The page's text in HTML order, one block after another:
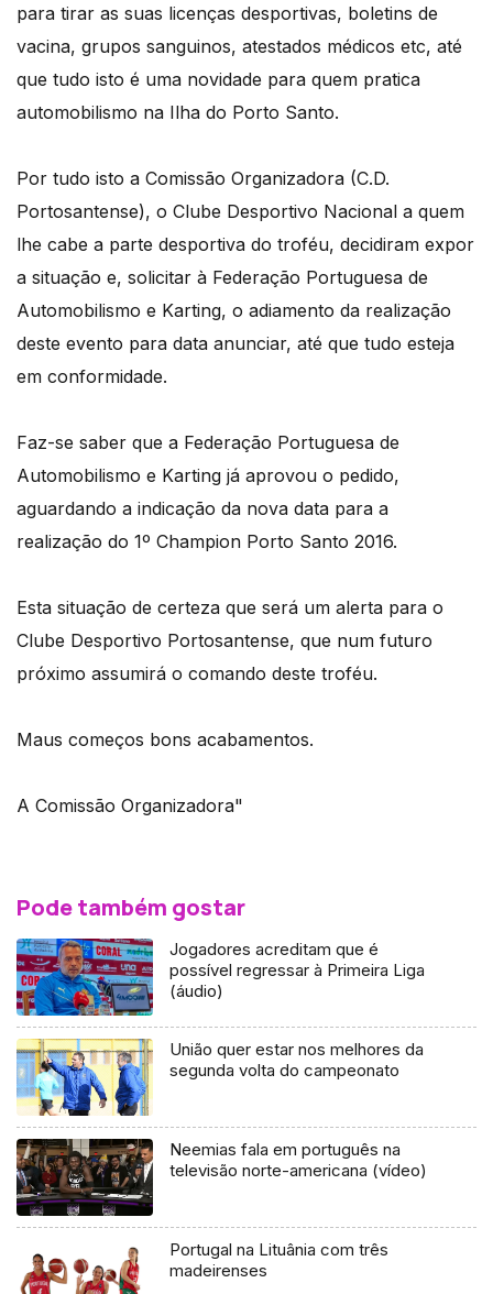
para tirar as suas licenças desportivas, boletins de
vacina, grupos sanguinos, atestados médicos etc, até
que tudo isto é uma novidade para quem pratica
automobilismo na Ilha do Porto Santo.
Por tudo isto a Comissão Organizadora (C.D.
Portosantense), o Clube Desportivo Nacional a quem
lhe cabe a parte desportiva do troféu, decidiram expor
a situação e, solicitar à Federação Portuguesa de
Automobilismo e Karting, o adiamento da realização
deste evento para data anunciar, até que tudo esteja
em conformidade.
Faz-se saber que a Federação Portuguesa de
Automobilismo e Karting já aprovou o pedido,
aguardando a indicação da nova data para a
realização do 1º Champion Porto Santo 2016.
Esta situação de certeza que será um alerta para o
Clube Desportivo Portosantense, que num futuro
próximo assumirá o comando deste troféu.
Maus começos bons acabamentos.
A Comissão Organizadora"
Pode também gostar
Jogadores acreditam que é
possível regressar à Primeira Liga
(áudio)
União quer estar nos melhores da
segunda volta do campeonato
Neemias fala em português na
televisão norte-americana (vídeo)
Portugal na Lituânia com três
madeirenses